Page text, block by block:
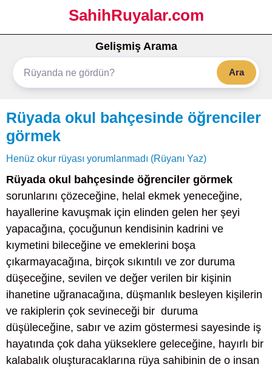
SahihRuyalar.com
Gelişmiş Arama
Ara
Rüyada okul bahçesinde öğrenciler
görmek
Henüz okur rüyası yorumlanmadı (Rüyanı Yaz)
Rüyada okul bahçesinde öğrenciler görmek
sorunlarını çözeceğine, helal ekmek yeneceğine,
hayallerine kavuşmak için elinden gelen her şeyi
yapacağına, çocuğunun kendisinin kadrini ve
kıymetini bileceğine ve emeklerini boşa
çıkarmayacağına, birçok sıkıntılı ve zor duruma
düşeceğine, sevilen ve değer verilen bir kişinin
ihanetine uğranacağına, düşmanlık besleyen kişilerin
ve rakiplerin çok sevineceği bir duruma
düşüleceğine, sabır ve azim göstermesi sayesinde iş
hayatında çok daha yükseklere geleceğine, hayırlı bir
kalabalık oluşturacaklarına rüya sahibinin de o insan